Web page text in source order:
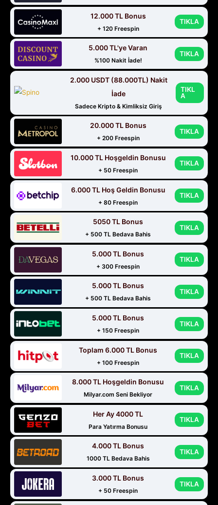
12.000 TL Bonus
+ 120 Freespin
TIKLA
5.000 TL'ye Varan
%100 Nakit İade!
TIKLA
2.000 USDT (88.000TL) Nakit
İade
Sadece Kripto & Kimliksiz Giriş
TIKL
A
20.000 TL Bonus
+ 200 Freespin
TIKLA
10.000 TL Hoşgeldin Bonusu
+ 50 Freespin
TIKLA
6.000 TL Hoş Geldin Bonusu
+ 80 Freespin
TIKLA
5050 TL Bonus
+ 500 TL Bedava Bahis
TIKLA
5.000 TL Bonus
+ 300 Freespin
TIKLA
5.000 TL Bonus
+ 500 TL Bedava Bahis
TIKLA
5.000 TL Bonus
+ 150 Freespin
TIKLA
Toplam 6.000 TL Bonus
+ 100 Freespin
TIKLA
8.000 TL Hoşgeldin Bonusu
Milyar.com Seni Bekliyor
TIKLA
Her Ay 4000 TL
Para Yatırma Bonusu
TIKLA
4.000 TL Bonus
1000 TL Bedava Bahis
TIKLA
3.000 TL Bonus
+ 50 Freespin
TIKLA